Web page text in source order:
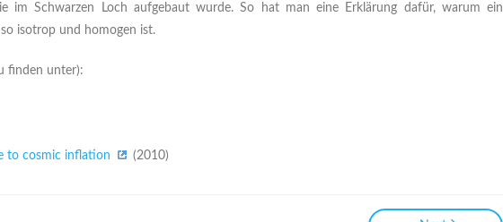
im Schwarzen Loch aufgebaut wurde. So hat man eine Erklärung dafür, warum ein
isotrop und homogen ist.
finden unter):
to cosmic inflation
(2010)